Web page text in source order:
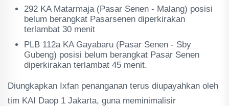
292 KA Matarmaja (Pasar Senen - Malang) posisi
belum berangkat Pasarsenen diperkirakan
terlambat 30 menit
PLB 112a KA Gayabaru (Pasar Senen - Sby
Gubeng) posisi belum berangkat Pasar Senen
diperkirakan terlambat 45 menit.
Diungkapkan Ixfan penanganan terus diupayahkan oleh
tim KAI Daop 1 Jakarta, guna meminimalisir